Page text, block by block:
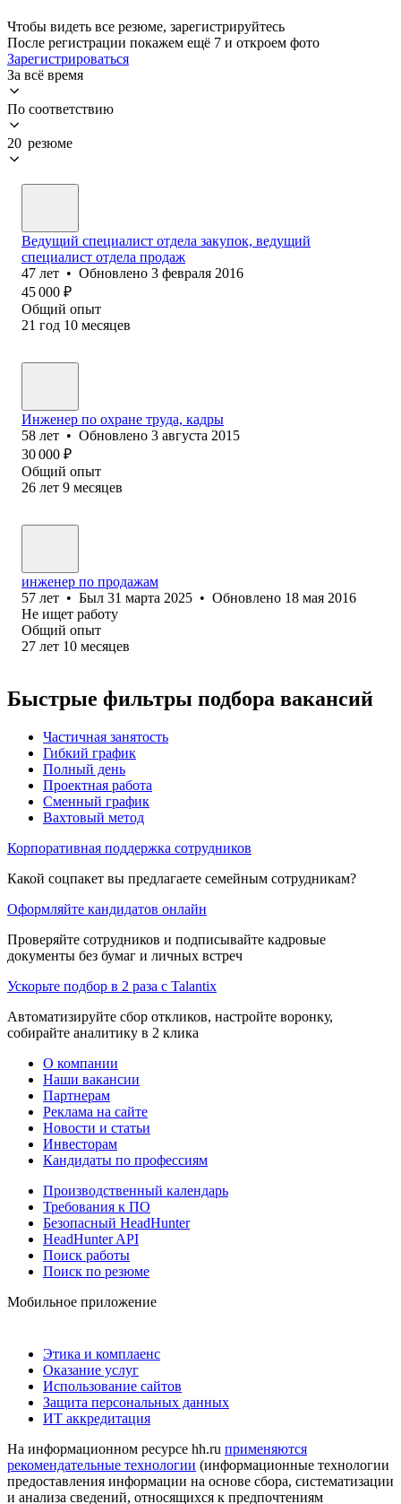
Чтобы видеть все резюме, зарегистрируйтесь
После регистрации покажем ещё 7 и откроем фото
Зарегистрироваться
За всё время
По соответствию
20 резюме
Ведущий специалист отдела закупок, ведущий
специалист отдела продаж
47 лет • Обновлено 3 февраля 2016
45 000 ₽
Общий опыт
21 год 10 месяцев
Инженер по охране труда, кадры
58 лет • Обновлено 3 августа 2015
30 000 ₽
Общий опыт
26 лет 9 месяцев
инженер по продажам
57 лет • Был 31 марта 2025 • Обновлено 18 мая 2016
Не ищет работу
Общий опыт
27 лет 10 месяцев
Быстрые фильтры подбора вакансий
Частичная занятость
Гибкий график
Полный день
Проектная работа
Сменный график
Вахтовый метод
Корпоративная поддержка сотрудников
Какой соцпакет вы предлагаете семейным сотрудникам?
Оформляйте кандидатов онлайн
Проверяйте сотрудников и подписывайте кадровые
документы без бумаг и личных встреч
Ускорьте подбор в 2 раза с Talantix
Автоматизируйте сбор откликов, настройте воронку,
собирайте аналитику в 2 клика
О компании
Наши вакансии
Партнерам
Реклама на сайте
Новости и статьи
Инвесторам
Кандидаты по профессиям
Производственный календарь
Требования к ПО
Безопасный HeadHunter
HeadHunter API
Поиск работы
Поиск по резюме
Мобильное приложение
Этика и комплаенс
Оказание услуг
Использование сайтов
Защита персональных данных
ИТ аккредитация
На информационном ресурсе hh.ru применяются
рекомендательные технологии (информационные технологии
предоставления информации на основе сбора, систематизации
и анализа сведений, относящихся к предпочтениям